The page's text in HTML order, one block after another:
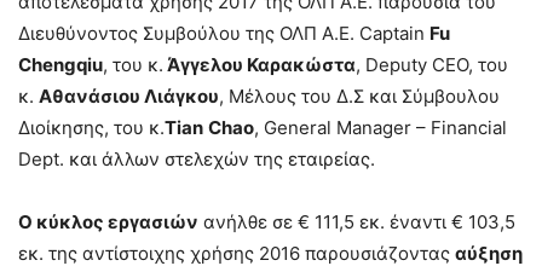
Διευθύνοντος Συμβούλου της ΟΛΠ Α.Ε. Captain Fu
Chengqiu, του κ. Άγγελου Καρακώστα, Deputy CEO, του
κ. Αθανάσιου Λιάγκου, Μέλους του Δ.Σ και Σύμβουλου
Διοίκησης, του κ.Tian Chao, General Manager – Financial
Dept. και άλλων στελεχών της εταιρείας.
Ο κύκλος εργασιών ανήλθε σε € 111,5 εκ. έναντι € 103,5
εκ. της αντίστοιχης χρήσης 2016 παρουσιάζοντας αύξηση